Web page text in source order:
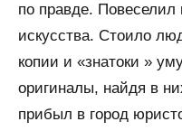
по правде. Повеселил
искусства. Стоило
копии и «знатоки »
оригиналы, найдя в
прибыл в город